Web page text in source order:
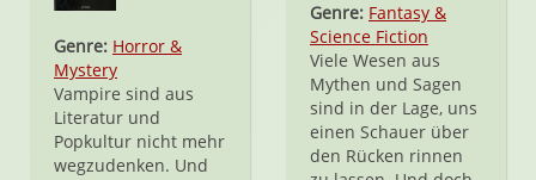
Genre: Horror &
Mystery
Vampire sind aus
Literatur und
Popkultur nicht mehr
wegzudenken. Und
Genre: Fantasy &
Science Fiction
Viele Wesen aus
Mythen und Sagen
sind in der Lage, uns
einen Schauer über
den Rücken rinnen